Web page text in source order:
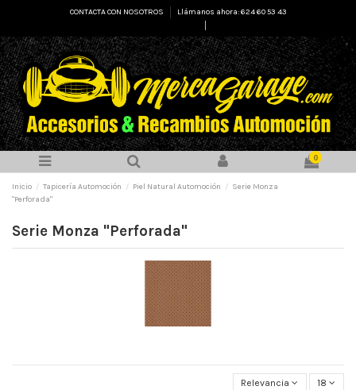
CONTACTA CON NOSOTROS
Llámanos ahora: 624 60 53 43
0
Inicio Tapicería Automoción Piel Natural Automoción
Serie Monza
"Perforada"
Serie Monza "Perforada"
Relevancia 18